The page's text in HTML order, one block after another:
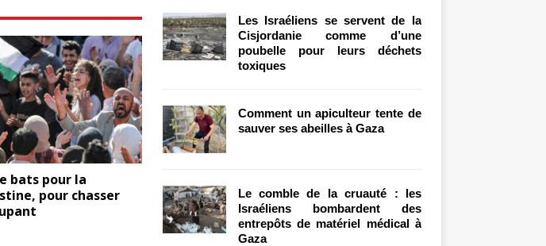
bats pour la
pour chasser
Les Israéliens se servent de la
Cisjordanie comme d’une
poubelle pour leurs déchets
toxiques
Comment un apiculteur tente de
sauver ses abeilles à Gaza
Le comble de la cruauté : les
Israéliens bombardent des
entrepôts de matériel médical à
Gaza